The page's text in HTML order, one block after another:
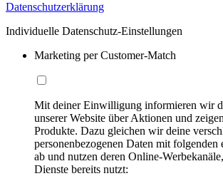
Datenschutzerklärung
Individuelle Datenschutz-Einstellungen
Marketing per Customer-Match
Mit deiner Einwilligung informieren wir
unserer Website über Aktionen und
Produkte. Dazu gleichen wir deine
personenbezogenen Daten mit folgenden
ab und nutzen deren Online-
Dienste bereits nutzt: